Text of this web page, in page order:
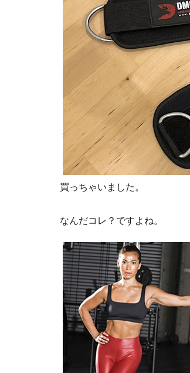
買っちゃいました。
なんだコレ？ですよね。